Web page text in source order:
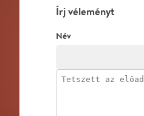
Írj véleményt
Név